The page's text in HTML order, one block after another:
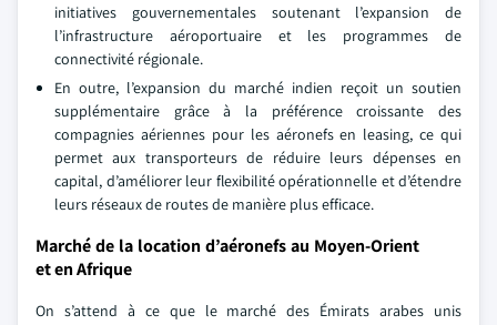
initiatives gouvernementales soutenant l’expansion de
l’infrastructure aéroportuaire et les programmes de
connectivité régionale.
En outre, l’expansion du marché indien reçoit un soutien
supplémentaire grâce à la préférence croissante des
compagnies aériennes pour les aéronefs en leasing, ce qui
permet aux transporteurs de réduire leurs dépenses en
capital, d’améliorer leur flexibilité opérationnelle et d’étendre
leurs réseaux de routes de manière plus efficace.
Marché de la location d’aéronefs au Moyen-Orient
et en Afrique
On s’attend à ce que le marché des Émirats arabes unis